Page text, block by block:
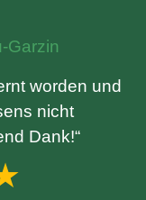
Garzin
worden und
nicht
Dank!“